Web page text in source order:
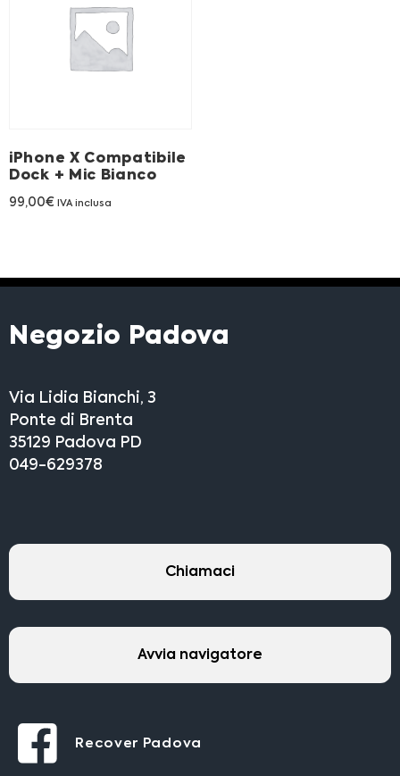
iPhone X Compatibile
Dock + Mic Bianco
99,00€ IVA inclusa
Negozio Padova
Via Lidia Bianchi, 3
Ponte di Brenta
35129 Padova PD
049-629378
Chiamaci
Avvia navigatore
Recover Padova